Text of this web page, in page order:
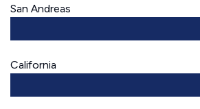
San Andreas
California